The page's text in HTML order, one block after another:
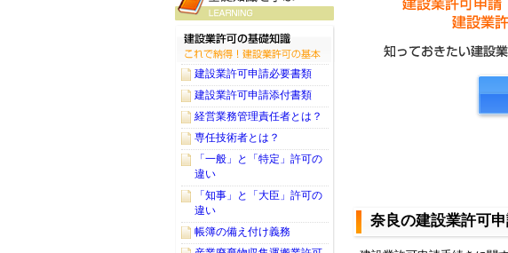
奈良の建設業許可
建設業許可申請必要書類
建設業許可申請添付書類
経営業務管理責任者とは？
専任技術者とは？
「一般」と「特定」許可の
違い
「知事」と「大臣」許可の
違い
帳簿の備え付け義務